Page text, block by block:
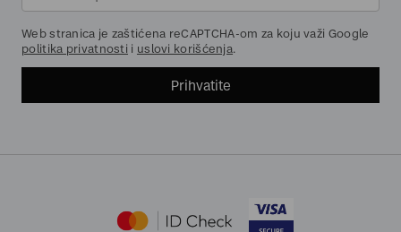
Web stranica je zaštićena reCAPTCHA-om za koju važi Google
politika privatnosti i uslovi korišćenja.
Prihvatite